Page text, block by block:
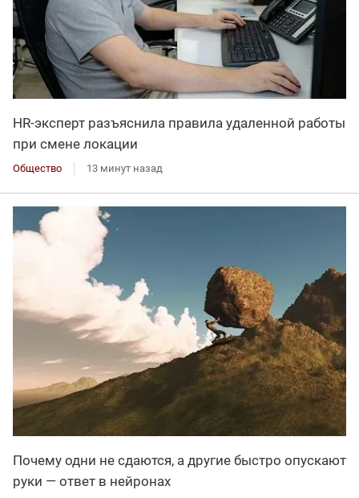
HR-эксперт разъяснила правила удаленной работы
при смене локации
Общество 13 минут назад
Почему одни не сдаются, а другие быстро опускают
руки — ответ в нейронах